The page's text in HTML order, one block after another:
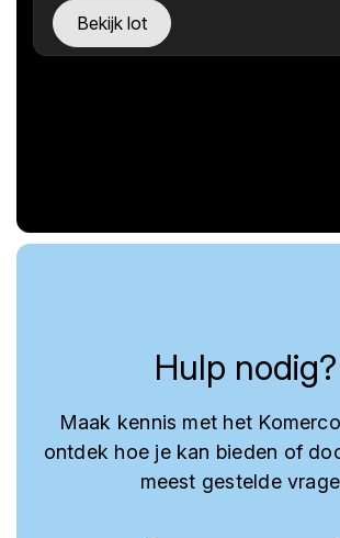
Bekijk lot
Hulp nodig?
Maak kennis met het
ontdek hoe je kan bieden of
meest gestelde